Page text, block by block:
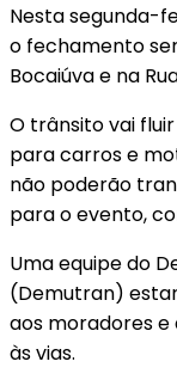
Nesta segunda-
o fechamento
Bocaiúva e na
O trânsito vai
para carros e
não poderão
para o evento,
Uma equipe do
(Demutran)
aos moradores e
às vias.